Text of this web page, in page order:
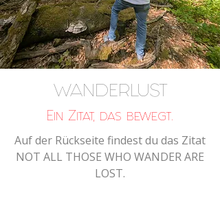
WANDERLUST
Ein Zitat, das bewegt.
Auf der Rückseite findest du das Zitat
NOT ALL THOSE WHO WANDER ARE
LOST.